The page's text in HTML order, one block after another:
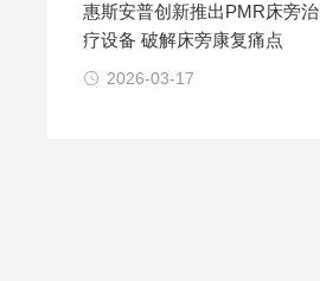
惠斯安普创新推出PMR床旁治
疗设备 破解床旁康复痛点
2026-03-17